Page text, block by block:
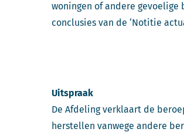
woningen of andere
conclusies van de ‘Notitie
Uitspraak
De Afdeling verklaart de
herstellen vanwege andere